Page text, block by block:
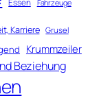
Fahrzeuge
Karriere Grusel
Krummzeiler
Beziehung